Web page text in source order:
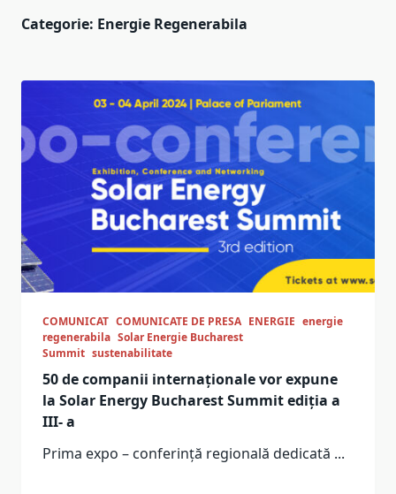
Categorie: Energie Regenerabila
COMUNICAT COMUNICATE DE PRESA ENERGIE energie
regenerabila Solar Energie Bucharest
Summit sustenabilitate
50 de companii internaționale vor expune
la Solar Energy Bucharest Summit ediția a
III- a
Prima expo – conferință regională dedicată ...